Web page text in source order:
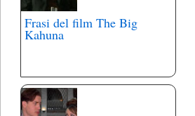
Frasi del film The Big
Kahuna